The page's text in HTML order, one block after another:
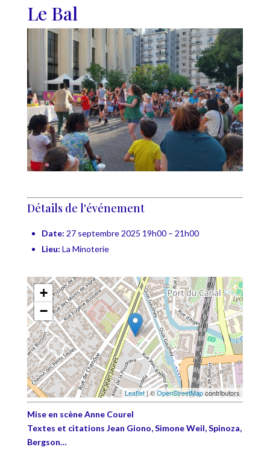
Le Bal
Détails de l'événement
Date: 27 septembre 2025 19h00– 21h00
Lieu: La Minoterie
+
−
Leaflet | ©OpenStreetMapcontributors
Mise en scène Anne Courel
Textes et citations Jean Giono, Simone Weil, Spinoza,
Bergson…